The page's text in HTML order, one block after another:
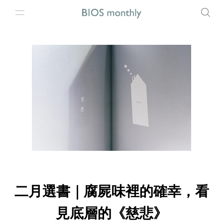
二月選書｜腐屍味裡的確幸，看
見底層的《慈悲》